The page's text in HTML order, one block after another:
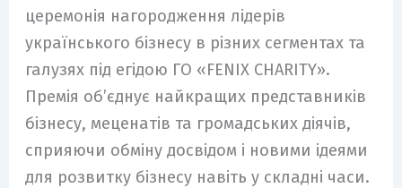
церемонія нагородження лідерів
українського бізнесу в різних сегментах та
галузях під егідою ГО «FENIX CHARITY».
Премія об’єднує найкращих представників
бізнесу, меценатів та громадських діячів,
сприяючи обміну досвідом і новими ідеями
для розвитку бізнесу навіть у складні часи.